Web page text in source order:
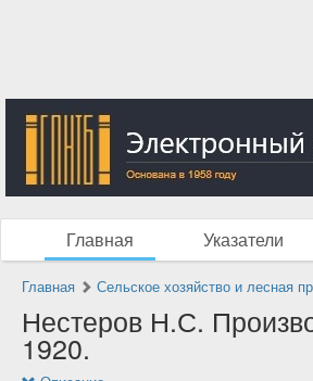
Главная Указатели
Главная Сельское хозяйство и лесная
Нестеров Н.С.
1920.